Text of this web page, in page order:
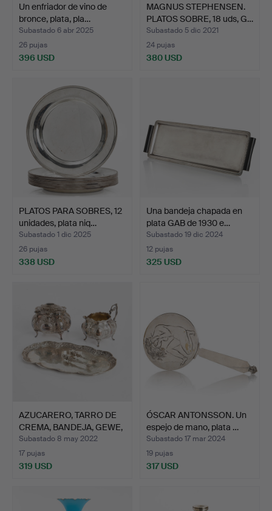
Un enfriador de vino de
bronce, plata, pla…
Subastado 6 abr 2025
26 pujas
396 USD
MAGNUS STEPHENSEN.
PLATOS SOBRE, 18 uds, G…
Subastado 5 dic 2021
24 pujas
380 USD
PLATOS PARA SOBRES, 12
unidades, plata niq…
Subastado 1 dic 2025
26 pujas
338 USD
Una bandeja chapada en
plata GAB de 1930 e…
Subastado 19 dic 2024
12 pujas
325 USD
AZUCARERO, TARRO DE
CREMA, BANDEJA, GEWE,
…
Subastado 8 may 2022
17 pujas
319 USD
ÓSCAR ANTONSSON. Un
espejo de mano, plata …
Subastado 17 mar 2024
19 pujas
317 USD